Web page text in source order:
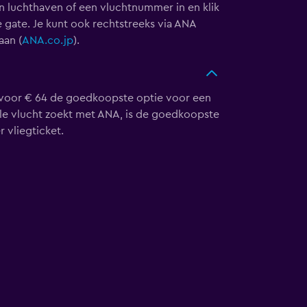
luchthaven of een vluchtnummer in en klik
Je kunt ook rechtstreeks via ANA
(ANA.co.jp).
€ 64 de goedkoopste optie voor een
vlucht zoekt met ANA, is de goedkoopste
vliegticket.